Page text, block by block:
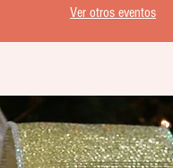
Ver otros eventos